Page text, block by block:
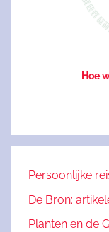
Hoe
Persoonlijke
De Bron:
Planten en de